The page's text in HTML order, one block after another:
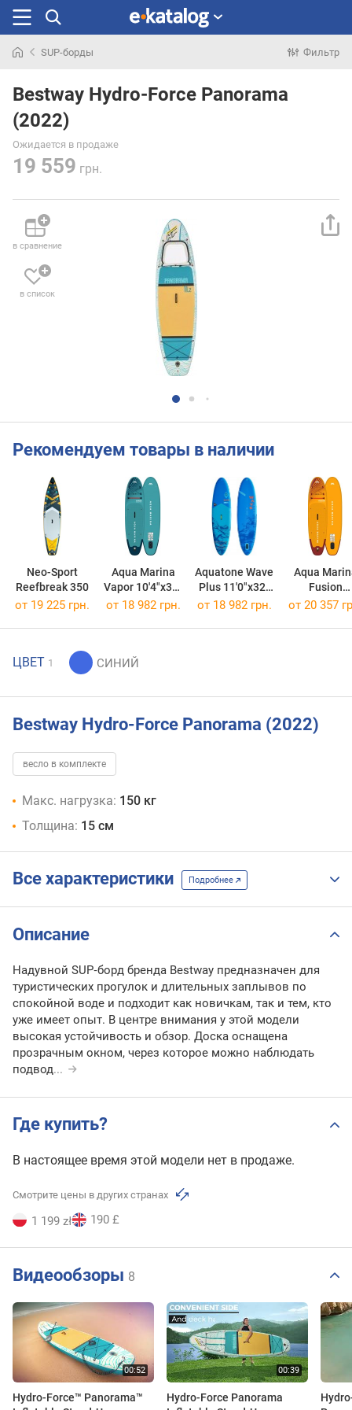
раньше
SUP-борды Фильтр
Bestway Hydro-Force Panorama
(2022)
Ожидается в продаже
19 559 грн.
в сравнение
в список
Рекомендуем товары в наличии
Neo-Sport
Reefbreak 350
Aqua Marina
Vapor 10'4"x31"
(2023)
Aquatone Wave
Plus 11'0"x32"
(2022)
Aqua
Fusion
10'1"x32"
от 19 225 грн. от 18 982 грн. от 18 982 грн. от 20 357
ЦВЕТ 1
Bestway Hydro-Force Panorama (2022)
весло в комплекте
Макс. нагрузка: 150 кг
Толщина: 15 см
Все характеристики Подробнее
Описание
Надувной SUP‑борд бренда Bestway предназначен для
туристических прогулок и длительных заплывов по
спокойной воде и подходит как новичкам, так и тем, кто
уже имеет опыт. В центре внимания у этой модели
высокая устойчивость и обзор. Доска оснащена
прозрачным окном, через которое можно наблюдать
подвод...
Где купить?
В настоящее время этой модели нет в продаже.
Смотрите цены в других странах
1 199 zł 190 £
Видеообзоры 8
Hydro-Force™ Panorama™
Hydro-Force Panorama